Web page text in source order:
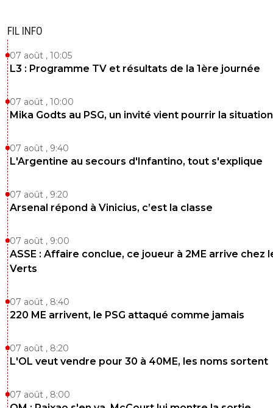
FIL INFO
07 août , 10:05
L3 : Programme TV et résultats de la 1ère journée
07 août , 10:00
Mika Godts au PSG, un invité vient pourrir la situation
07 août , 9:40
L'Argentine au secours d'Infantino, tout s'explique
07 août , 9:20
Arsenal répond à Vinicius, c’est la classe
07 août , 9:00
ASSE : Affaire conclue, ce joueur à 2ME arrive chez
Verts
07 août , 8:40
220 ME arrivent, le PSG attaqué comme jamais
07 août , 8:20
L'OL veut vendre pour 30 à 40ME, les noms sortent
07 août , 8:00